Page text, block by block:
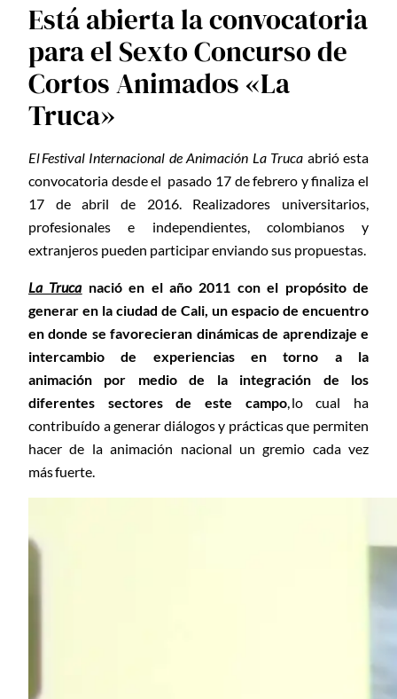
Está abierta la convocatoria
para el Sexto Concurso de
Cortos Animados «La
Truca»
El Festival Internacional de Animación La Truca abrió esta
convocatoria desde el pasado 17 de febrero y finaliza el
17 de abril de 2016. Realizadores universitarios,
profesionales e independientes, colombianos y
extranjeros pueden participar enviando sus propuestas.
La Trucanació en el año 2011 con el propósito de
generar en la ciudad de Cali, un espacio de encuentro
en donde se favorecieran dinámicas de aprendizaje e
intercambio de experiencias en torno a la
animación
por medio de la integración de los
diferentes sectores de este campo, lo cual ha
contribuído a generar diálogos y prácticas que permiten
hacer de la animación nacional un gremio cada vez
más fuerte.